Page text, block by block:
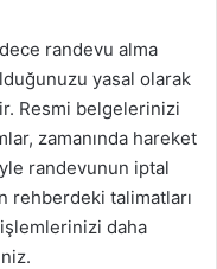
randevu alma
yasal olarak
Resmi belgelerinizi
zamanında hareket
randevunun iptal
rehberdeki talimatları
daha